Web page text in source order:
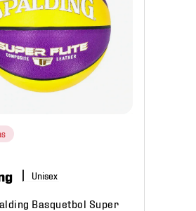
Basquetbol Super